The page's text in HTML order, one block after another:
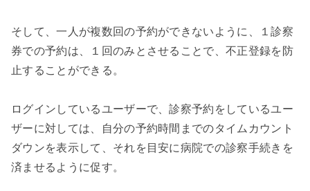
そして、一人が複数回の予約ができないように、１診察
券での予約は、１回のみとさせることで、不正登録を防
止することができる。
ログインしているユーザーで、診察予約をしているユー
ザーに対しては、自分の予約時間までのタイムカウント
ダウンを表示して、それを目安に病院での診察手続きを
済ませるように促す。